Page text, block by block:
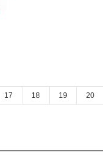
17 18 19 20